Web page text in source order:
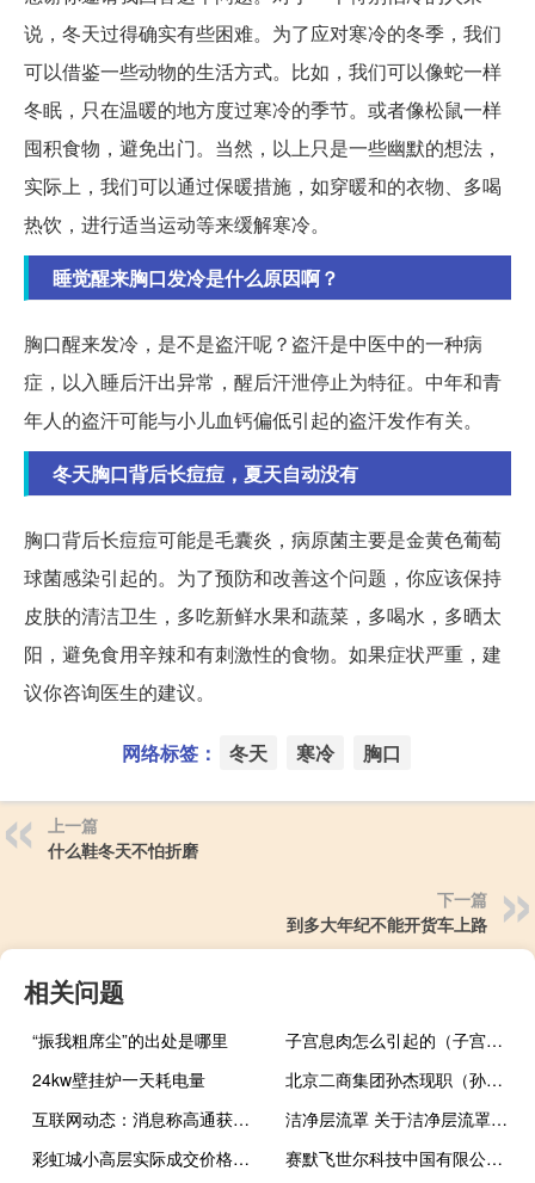
说，冬天过得确实有些困难。为了应对寒冷的冬季，我们
可以借鉴一些动物的生活方式。比如，我们可以像蛇一样
冬眠，只在温暖的地方度过寒冷的季节。或者像松鼠一样
囤积食物，避免出门。当然，以上只是一些幽默的想法，
实际上，我们可以通过保暖措施，如穿暖和的衣物、多喝
热饮，进行适当运动等来缓解寒冷。
睡觉醒来胸口发冷是什么原因啊？
胸口醒来发冷，是不是盗汗呢？盗汗是中医中的一种病
症，以入睡后汗出异常，醒后汗泄停止为特征。中年和青
年人的盗汗可能与小儿血钙偏低引起的盗汗发作有关。
冬天胸口背后长痘痘，夏天自动没有
胸口背后长痘痘可能是毛囊炎，病原菌主要是金黄色葡萄
球菌感染引起的。为了预防和改善这个问题，你应该保持
皮肤的清洁卫生，多吃新鲜水果和蔬菜，多喝水，多晒太
阳，避免食用辛辣和有刺激性的食物。如果症状严重，建
议你咨询医生的建议。
网络标签： 冬天 寒冷 胸口
上一篇
什么鞋冬天不怕折磨
下一篇
到多大年纪不能开货车上路
相关问题
“振我粗席尘”的出处是哪里
子宫息肉怎么引起的（子宫息肉是怎么导致的）
24kw壁挂炉一天耗电量
北京二商集团孙杰现职（孙杰-北京二商集团有限责任公司前任董事长介绍）
互联网动态：消息称高通获得美国政府许可证 可向华为出口4G芯片
洁净层流罩 关于洁净层流罩的介绍
彩虹城小高层实际成交价格（彩虹城小游戏）
赛默飞世尔科技中国有限公司（瘾科技中国）